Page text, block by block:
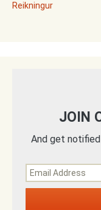
Reikningur
JOIN
And get